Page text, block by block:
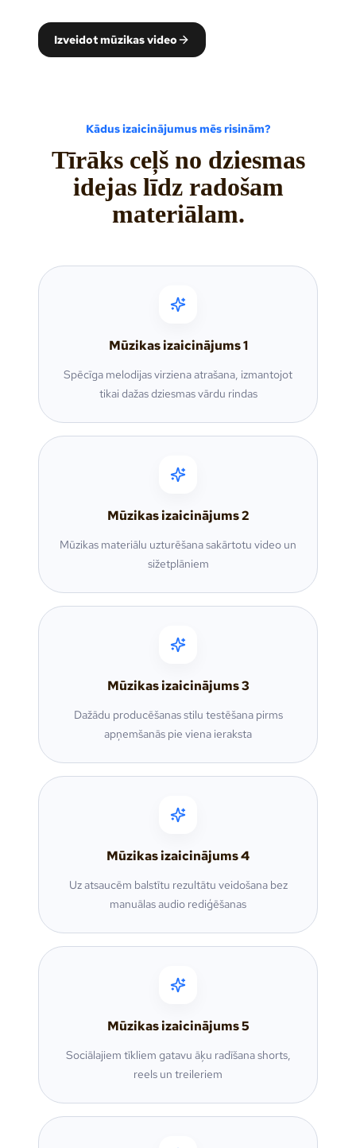
Izveidot mūzikas video
Kādus izaicinājumus mēs risinām?
Tīrāks ceļš no dziesmas
idejas līdz radošam
materiālam.
Mūzikas izaicinājums1
Spēcīga melodijas virziena atrašana, izmantojot
tikai dažas dziesmas vārdu rindas
Mūzikas izaicinājums2
Mūzikas materiālu uzturēšana sakārtotu video un
sižetplāniem
Mūzikas izaicinājums3
Dažādu producēšanas stilu testēšana pirms
apņemšanās pie viena ieraksta
Mūzikas izaicinājums4
Uz atsaucēm balstītu rezultātu veidošana bez
manuālas audio rediģēšanas
Mūzikas izaicinājums5
Sociālajiem tīkliem gatavu āķu radīšana shorts,
reels un treileriem